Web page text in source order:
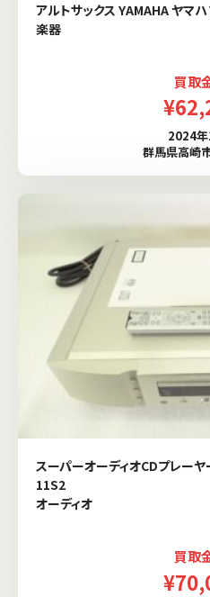
アルトサックス YAMAHA ヤマ
楽器
買取
2024
群馬県高崎
スーパーオーディオCDプレー
11S2
オーディオ
買取